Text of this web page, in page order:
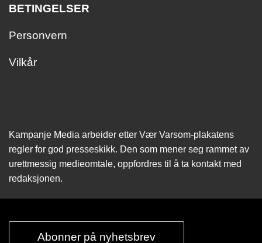
BETINGELSER
Personvern
Vilkår
Kampanje Media arbeider etter Vær Varsom-plakatens
regler for god presseskikk. Den som mener seg rammet av
urettmessig medie­omtale, oppfordres til å ta kontakt med
redaksjonen.
Abonner på nyhetsbrev